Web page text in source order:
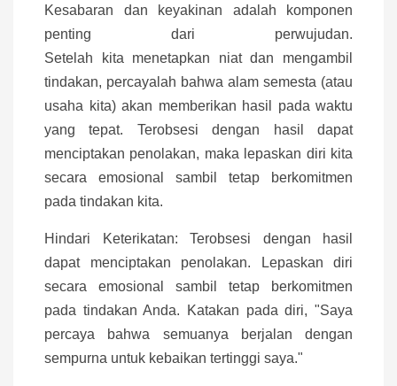
Kesabaran dan keyakinan adalah komponen
penting dari perwujudan.
Setelah kita menetapkan niat dan mengambil
tindakan, percayalah bahwa alam semesta (atau
usaha kita) akan memberikan hasil pada waktu
yang tepat. Terobsesi dengan hasil dapat
menciptakan penolakan, maka lepaskan diri kita
secara emosional sambil tetap berkomitmen
pada tindakan kita.
Hindari Keterikatan: Terobsesi dengan hasil
dapat menciptakan penolakan. Lepaskan diri
secara emosional sambil tetap berkomitmen
pada tindakan Anda. Katakan pada diri, "Saya
percaya bahwa semuanya berjalan dengan
sempurna untuk kebaikan tertinggi saya."